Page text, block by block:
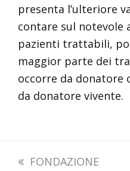
presenta l’ulteriore
contare sul notevole
pazienti trattabili,
maggior parte dei
occorre da donatore
da donatore vivente.
previous
FONDAZIONE